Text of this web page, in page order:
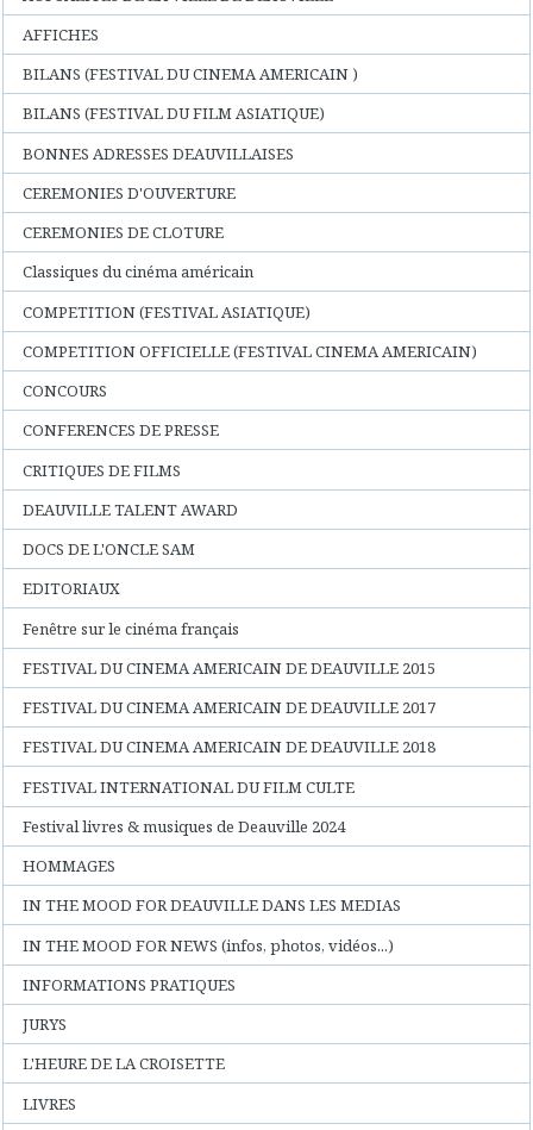
AFFICHES
BILANS (FESTIVAL DU CINEMA AMERICAIN )
BILANS (FESTIVAL DU FILM ASIATIQUE)
BONNES ADRESSES DEAUVILLAISES
CEREMONIES D'OUVERTURE
CEREMONIES DE CLOTURE
Classiques du cinéma américain
COMPETITION (FESTIVAL ASIATIQUE)
COMPETITION OFFICIELLE (FESTIVAL CINEMA AMERICAIN)
CONCOURS
CONFERENCES DE PRESSE
CRITIQUES DE FILMS
DEAUVILLE TALENT AWARD
DOCS DE L'ONCLE SAM
EDITORIAUX
Fenêtre sur le cinéma français
FESTIVAL DU CINEMA AMERICAIN DE DEAUVILLE 2015
FESTIVAL DU CINEMA AMERICAIN DE DEAUVILLE 2017
FESTIVAL DU CINEMA AMERICAIN DE DEAUVILLE 2018
FESTIVAL INTERNATIONAL DU FILM CULTE
Festival livres & musiques de Deauville 2024
HOMMAGES
IN THE MOOD FOR DEAUVILLE DANS LES MEDIAS
IN THE MOOD FOR NEWS (infos, photos, vidéos...)
INFORMATIONS PRATIQUES
JURYS
L'HEURE DE LA CROISETTE
LIVRES